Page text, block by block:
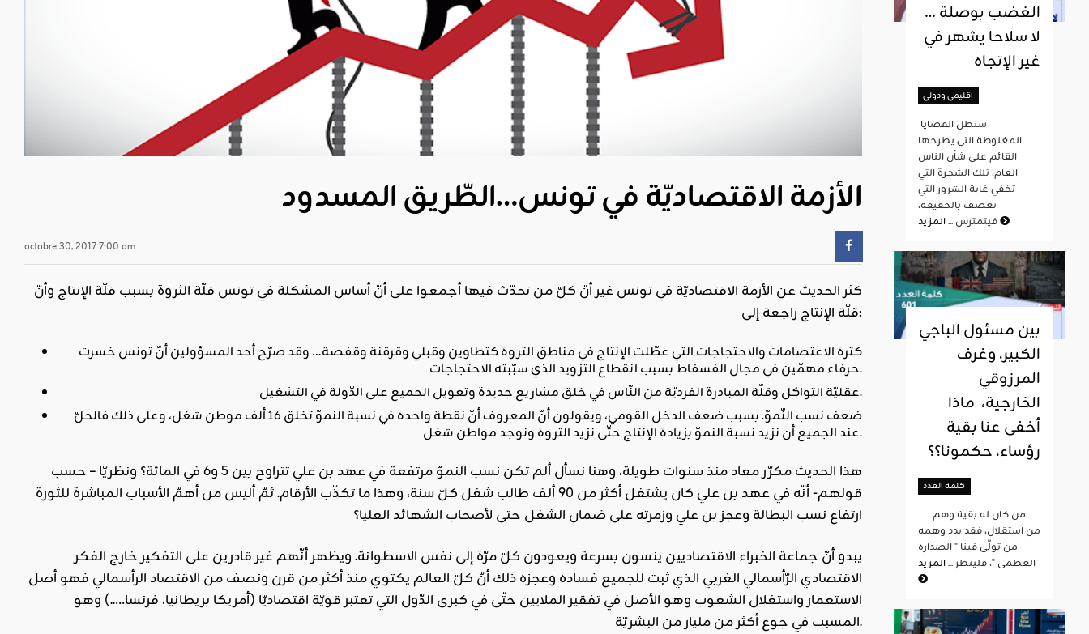
الأزمة الاقتصاديّة في تونس…الطّريق المسدود
octobre 30, 2017 7:00 am
كثر الحديث عن الأزمة الاقتصاديّة في تونس غير أنّ كلّ من تحدّث فيها أجمعوا على أنّ أساس المشكلة في تونس قلّة الثروة بسبب قلّة الإنتاج وأنّ
قلّة الإنتاج راجعة إلى:
كثرة الاعتصامات والاحتجاجات التي عطّلت الإنتاج في مناطق الثروة كتطاوين وقبلي وقرقنة وقفصة… وقد صرّح أحد المسؤولين أنّ تونس خسرت
حرفاء مهمّين في مجال الفسفاط بسبب انقطاع التزويد الذي سبّبته الاحتجاجات.
عقليّة التواكل وقلّة المبادرة الفرديّة من النّاس في خلق مشاريع جديدة وتعويل الجميع على الدّولة في التشغيل.
ضعف نسب النّموّ. بسبب ضعف الدخل القومي، ويقولون أنّ المعروف أنّ نقطة واحدة في نسبة النموّ تخلق 16 ألف موطن شغل، وعلى ذلك فالحلّ
عند الجميع أن نزيد نسبة النموّ بزيادة الإنتاج حتّى نزيد الثروة ونوجد مواطن شغل.
هذا الحديث مكرّر معاد منذ سنوات طويلة، وهنا نسأل ألم تكن نسب النموّ مرتفعة في عهد بن علي تتراوح بين 5 و6 في المائة؟ ونظريّا – حسب
قولهم- أنّه في عهد بن علي كان يشتغل أكثر من 90 ألف طالب شغل كلّ سنة، وهذا ما تكذّب الأرقام. ثمّ أليس من أهمّ الأسباب المباشرة للثورة
ارتفاع نسب البطالة وعجز بن علي وزمرته على ضمان الشغل حتى لأصحاب الشهائد العليا؟
يبدو أنّ جماعة الخبراء الاقتصاديين ينسون بسرعة ويعودون كلّ مرّة إلى نفس الاسطوانة. ويظهر أنّهم غير قادرين على التفكير خارج الفكر
الاقتصادي الرّأسمالي الغربي الذي ثبت للجميع فساده وعجزه ذلك أنّ كلّ العالم يكتوي منذ أكثر من قرن ونصف من الاقتصاد الرأسمالي فهو أصل
الاستعمار واستغلال الشعوب وهو الأصل في تفقير الملايين حتّى في كبرى الدّول التي تعتبر قويّة اقتصاديّا (أمريكا بريطانيا، فرنسا…..) وهو
المسبب في جوع أكثر من مليار من البشريّة.
الغضب بوصلة …
لا سلاحا يشهر في
غير الإتجاه
اقليمي ودولي
المغلوطة التي يطرحها
القائم على شأن الناس
العام، تلك الشجرة التي
تخفي غابة الشرور التي
تعصف بالحقيقة،
فيتمترس ...المزيد
بين مسئول الباجي
الكبير، وغرف
المرزوقي
الخارجية، ماذا
أخفى عنا بقية
رؤساء، حكمونا؟؟
كلمة العدد
من استقلال، فقد بدد وهمه
من تولّى فينا " الصدارة
العظمى "، فلينظر ...المزيد